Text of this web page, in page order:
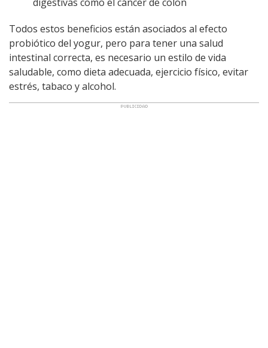
Todos estos beneficios están asociados al efecto
probiótico del yogur, pero para tener una salud
intestinal correcta, es necesario un estilo de vida
saludable, como dieta adecuada, ejercicio físico, evitar
estrés, tabaco y alcohol.